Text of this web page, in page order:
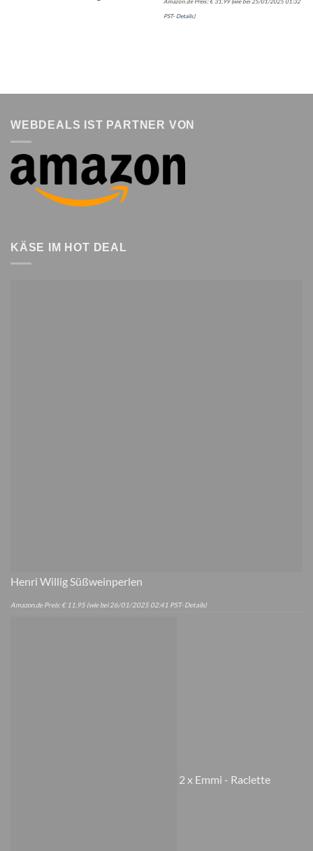
PST- Details)
WEBDEALS IST PARTNER VON
KÄSE IM HOT DEAL
Henri Willig Süßweinperlen
Amazon.de Preis:€11,95 (wie bei 26/01/2025 02:41 PST- Details)
2 x Emmi - Raclette